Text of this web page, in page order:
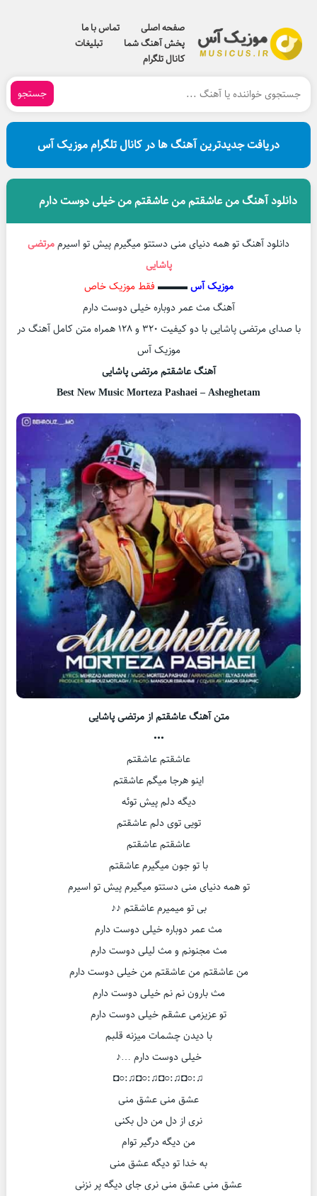
صفحه اصلی
تماس با ما
پخش آهنگ شما
تبلیغات
کانال تلگرام
جستجو
دریافت جدیدترین آهنگ ها در کانال تلگرام موزیک آس
دانلود آهنگ من عاشقتم من عاشقتم من خیلی دوست دارم
دانلود آهنگ تو همه دنیای منی دستتو میگیرم پیش تو اسیرممرتضی
پاشایی
موزیک آس▬▬▬ فقط موزیک خاص
آهنگ مث عمر دوباره خیلی دوست دارم
با صدای مرتضی پاشایی با دو کیفیت ۳۲۰ و ۱۲۸ همراه متن کامل آهنگ در
موزیک آس
آهنگ عاشقتم مرتضی پاشایی
Best New Music Morteza Pashaei – Asheghetam
متن آهنگ عاشقتم از مرتضی پاشایی
•••
عاشقتم عاشقتم
اینو هرجا میگم عاشقتم
دیگه دلم پیش توئه
تویی توی دلم عاشقتم
عاشقتم عاشقتم
با تو جون میگیرم عاشقتم
تو همه دنیای منی دستتو میگیرم پیش تو اسیرم
بی تو میمیرم عاشقتم ♪♪
مث عمر دوباره خیلی دوست دارم
مث مجنونم و مث لیلی دوست دارم
من عاشقتم من عاشقتم من خیلی دوست دارم
مث بارون نم نم خیلی دوست دارم
تو عزیزمی عشقم خیلی دوست دارم
با دیدن چشمات میزنه قلبم
خیلی دوست دارم …♪
♫:○◘♫:○◘♫:○◘♫:○◘
عشق منی عشق منی
نری از دل من دل بکنی
من دیگه درگیر توام
به خدا تو دیگه عشق منی
عشق منی عشق منی نری جای دیگه پر نزنی